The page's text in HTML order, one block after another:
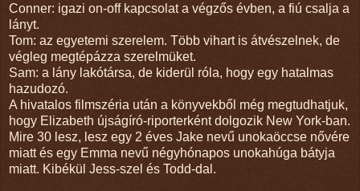
Conner: igazi on-off kapcsolat a végzős évben, a fiú csalja a
lányt.
Tom: az egyetemi szerelem. Több vihart is átvészelnek, de
végleg megtépázza szerelmüket.
Sam: a lány lakótársa, de kiderül róla, hogy egy hatalmas
hazudozó.
A hivatalos filmszéria után a könyvekből még megtudhatjuk,
hogy Elizabeth újságíró-riporterként dolgozik New York-ban.
Mire 30 lesz, lesz egy 2 éves Jake nevű unokaöccse nővére
miatt és egy Emma nevű négyhónapos unokahúga bátyja
miatt. Kibékül Jess-szel és Todd-dal.